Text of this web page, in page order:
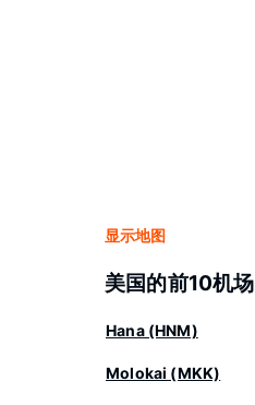
显示地图
美国的前10机场
Hana (HNM)
Molokai (MKK)